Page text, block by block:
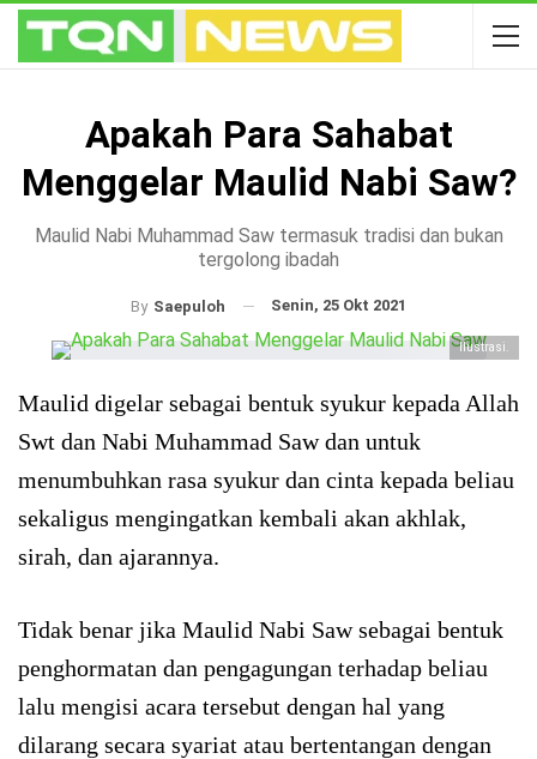
Apakah Para Sahabat
Menggelar Maulid Nabi Saw?
Maulid Nabi Muhammad Saw termasuk tradisi dan bukan
tergolong ibadah
By Saepuloh Senin, 25 Okt 2021
Ilustrasi.
Maulid digelar sebagai bentuk syukur kepada Allah
Swt dan Nabi Muhammad Saw dan untuk
menumbuhkan rasa syukur dan cinta kepada beliau
sekaligus mengingatkan kembali akan akhlak,
sirah, dan ajarannya.
Tidak benar jika Maulid Nabi Saw sebagai bentuk
penghormatan dan pengagungan terhadap beliau
lalu mengisi acara tersebut dengan hal yang
dilarang secara syariat atau bertentangan dengan